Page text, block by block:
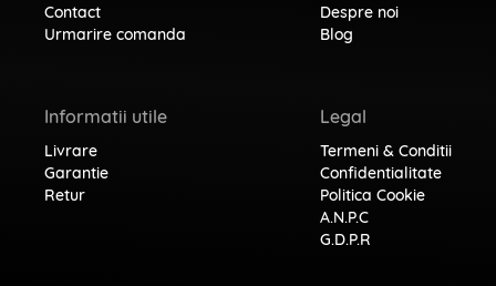
Contact
Urmarire comanda
Informatii utile
Livrare
Garantie
Retur
Despre noi
Blog
Legal
Termeni & Conditii
Confidentialitate
Politica Cookie
A.N.P.C
G.D.P.R